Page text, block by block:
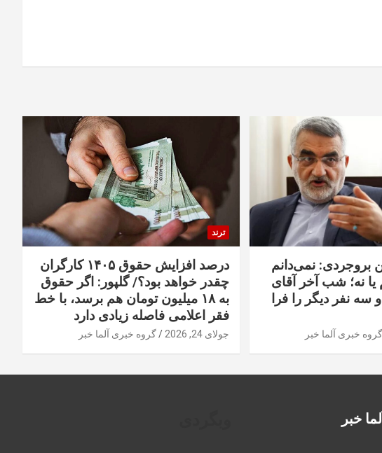
بروجردی: نمی‌دانم
نه؛ شب آخر آقای
نفر دیگر را فرا
گروه خبری آلما خبر
ترند
درصد افزایش حقوق ۱۴۰۵ کارگران
چقدر خواهد بود؟/ گلپور: اگر حقوق
به ۱۸ میلیون تومان هم برسد، با خط
فقر اعلامی فاصله زیادی دارد
جولای 24, 2026 گروه خبری آلما خبر
خبر